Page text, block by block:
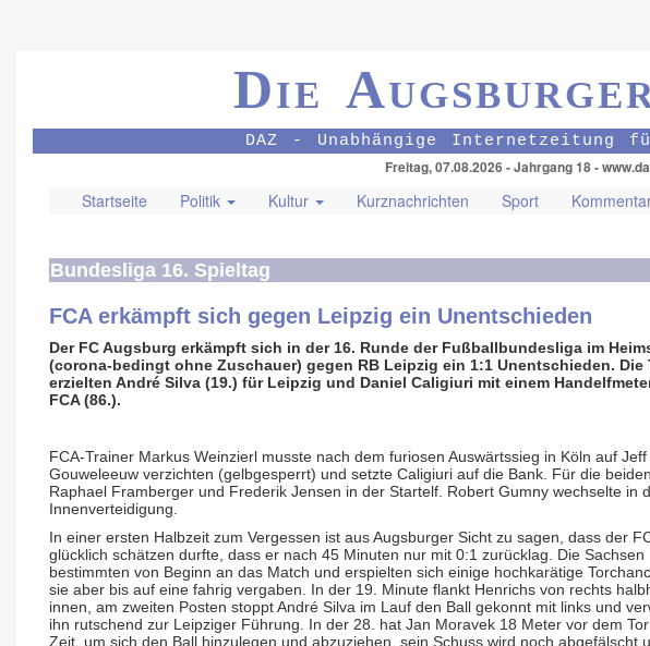
Die
DAZ - Unabhängige
Freitag, 07.08.2026 - Jahrgang 18 -
Startseite Politik Kultur Kurznachrichten Sport
Bundesliga 16. Spieltag
FCA erkämpft sich gegen Leipzig ein Unentschieden
Der FC Augsburg erkämpft sich in der 16. Runde der Fußballbundesliga im
(corona-bedingt ohne Zuschauer) gegen RB Leipzig ein 1:1 Unentschieden. Die
erzielten André Silva (19.) für Leipzig und Daniel Caligiuri mit einem
FCA (86.).
FCA-Trainer Markus Weinzierl musste nach dem furiosen Auswärtssieg in Köln auf Jeff
Gouweleeuw verzichten (gelbgesperrt) und setzte Caligiuri auf die Bank. Für die
Raphael Framberger und Frederik Jensen in der Startelf. Robert Gumny wechselte in
Innenverteidigung.
In einer ersten Halbzeit zum Vergessen ist aus Augsburger Sicht zu sagen, dass der
glücklich schätzen durfte, dass er nach 45 Minuten nur mit 0:1 zurücklag. Die Sachsen
bestimmten von Beginn an das Match und erspielten sich einige hochkarätige
sie aber bis auf eine fahrig vergaben. In der 19. Minute flankt Henrichs von rechts
innen, am zweiten Posten stoppt André Silva im Lauf den Ball gekonnt mit links und
ihn rutschend zur Leipziger Führung. In der 28. hat Jan Moravek 18 Meter vor dem
Zeit, um sich den Ball hinzulegen und abzuziehen, sein Schuss wird noch abgefälscht